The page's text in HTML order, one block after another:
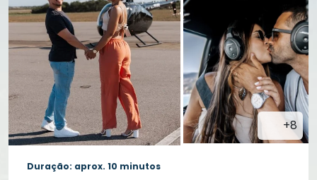
+8
Duração: aprox. 10 minutos